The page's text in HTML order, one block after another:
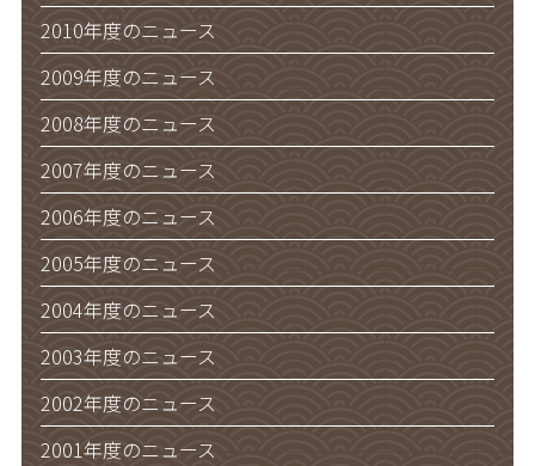
2010年度のニュース
2009年度のニュース
2008年度のニュース
2007年度のニュース
2006年度のニュース
2005年度のニュース
2004年度のニュース
2003年度のニュース
2002年度のニュース
2001年度のニュース